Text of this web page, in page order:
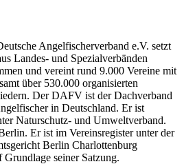
Angelfischerverband e.V. setzt
Landes- und Spezialverbänden
und vereint rund 9.000 Vereine mit
über 530.000 organisierten
Der DAFV ist der Dachverband
in Deutschland. Er ist
Naturschutz- und Umweltverband.
Er ist im Vereinsregister unter der
Berlin Charlottenburg
Grundlage seiner Satzung.